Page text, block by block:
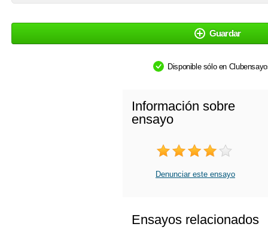
Guardar
Disponible sólo en
Información sobre
ensayo
Denunciar este ensayo
Ensayos relacionados